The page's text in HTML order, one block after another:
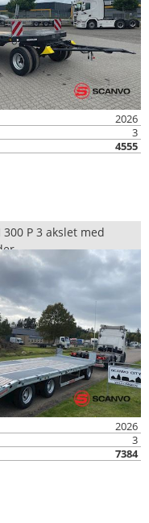
2026
3
4555
300 P 3 akslet med
2026
3
7384